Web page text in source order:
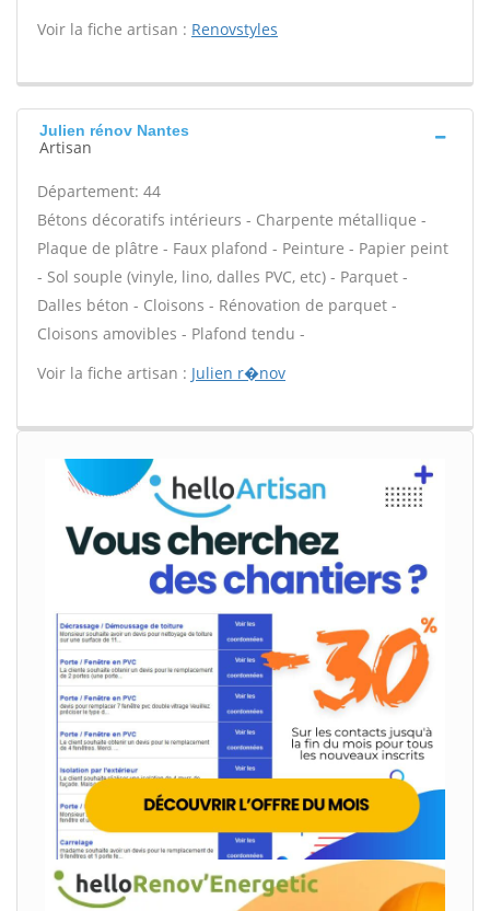
Voir la fiche artisan : Renovstyles
Julien rénov Nantes
Artisan
Département: 44
Bétons décoratifs intérieurs - Charpente métallique -
Plaque de plâtre - Faux plafond - Peinture - Papier peint
- Sol souple (vinyle, lino, dalles PVC, etc) - Parquet -
Dalles béton - Cloisons - Rénovation de parquet -
Cloisons amovibles - Plafond tendu -
Voir la fiche artisan : Julien r�nov